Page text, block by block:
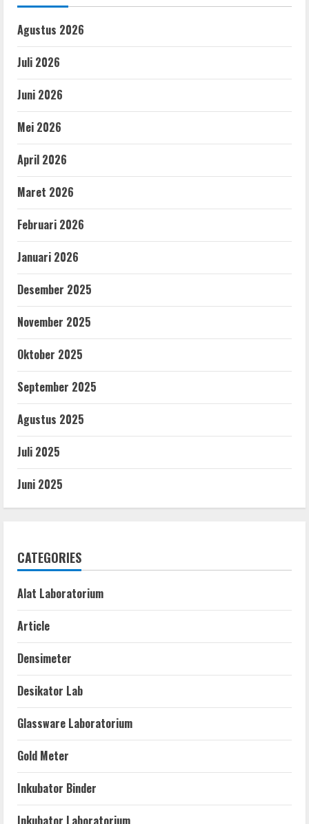
Agustus 2026
Juli 2026
Juni 2026
Mei 2026
April 2026
Maret 2026
Februari 2026
Januari 2026
Desember 2025
November 2025
Oktober 2025
September 2025
Agustus 2025
Juli 2025
Juni 2025
CATEGORIES
Alat Laboratorium
Article
Densimeter
Desikator Lab
Glassware Laboratorium
Gold Meter
Inkubator Binder
Inkubator Laboratorium